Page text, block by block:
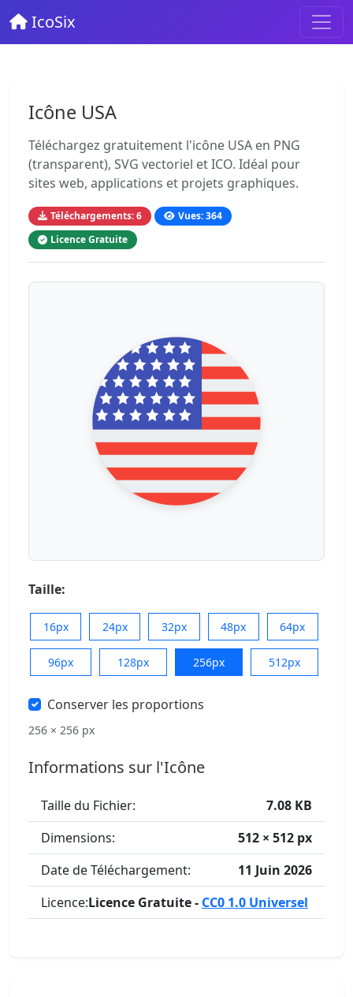
IcoSix
Icône USA
Téléchargez gratuitement l'icône USA en PNG
(transparent), SVG vectoriel et ICO. Idéal pour
sites web, applications et projets graphiques.
Téléchargements: 6
Vues: 364
Licence Gratuite
Taille:
16px 24px 32px 48px 64px
96px 128px 256px 512px
Conserver les proportions
256 × 256 px
Informations sur l'Icône
Taille du Fichier:
7.08 KB
Dimensions:
512 × 512 px
Date de Téléchargement:
11 Juin 2026
Licence:Licence Gratuite - CC0 1.0 Universel